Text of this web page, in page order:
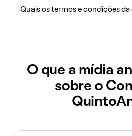
Quais os termos e condições
O que a mídia
sobre o